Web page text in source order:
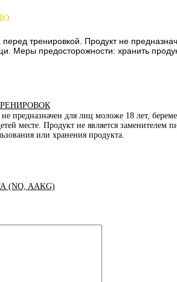
(NO, AAKG)
тренировкой. Продукт не
Меры предосторожности: хранить
не предназначен для лиц моложе 18 лет,
месте. Продукт не является
или хранения продукта.